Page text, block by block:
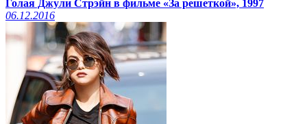
Голая Джули Стрэйн в фильме «За решеткой», 1997
06.12.2016